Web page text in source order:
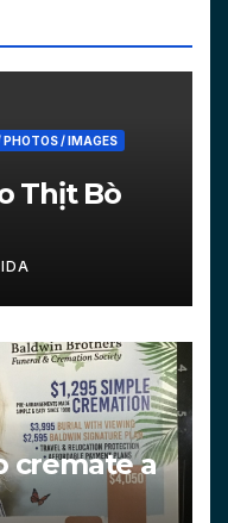
PHOTOS / IMAGES
Thịt Bò
cremate a